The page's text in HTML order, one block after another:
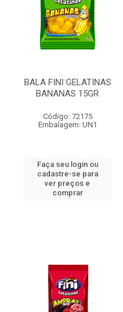
BALA FINI GELATINAS
BANANAS 15GR
Código: 72175
Embalagem: UN1
Faça seu login ou
cadastre-se para
ver preços e
comprar